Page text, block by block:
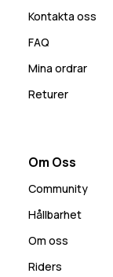
Kontakta oss
FAQ
Mina ordrar
Returer
Om Oss
Community
Hållbarhet
Om oss
Riders